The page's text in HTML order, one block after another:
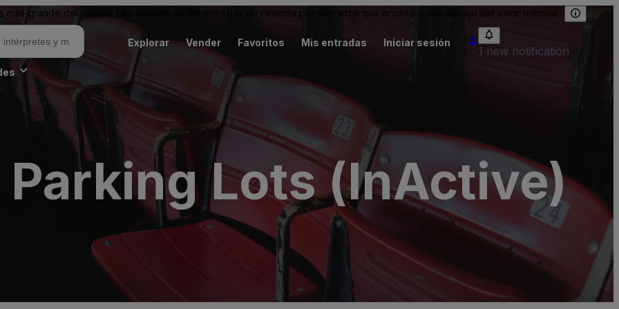
más grande del mundo. Los precios de las entradas de reventa pueden estar por encima o por debajo del valor nominal.
Explorar Vender Favoritos Mis entradas Iniciar sesión
1 new notification
Lots (InActive)